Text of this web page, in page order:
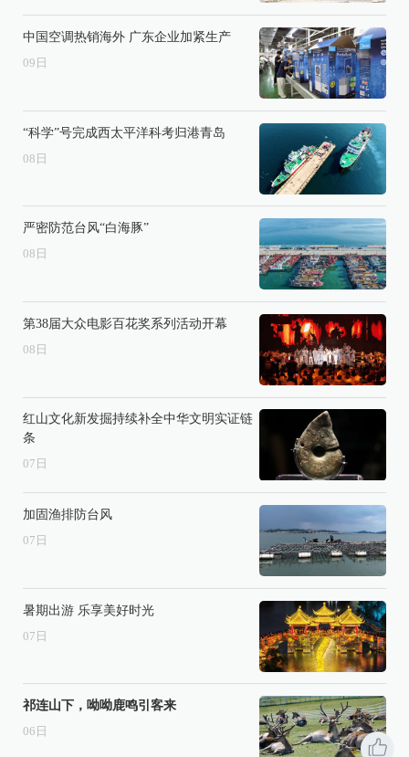
中国空调热销海外 广东企业加紧生产
09 日
“科学”号完成西太平洋科考归港青岛
08 日
严密防范台风“白海豚”
08 日
第38届大众电影百花奖系列活动开幕
08 日
红山文化新发掘持续补全中华文明实证链
条
07 日
加固渔排防台风
07 日
暑期出游 乐享美好时光
07 日
祁连山下，呦呦鹿鸣引客来
06 日